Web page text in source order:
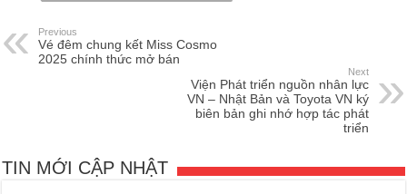
Previous
Vé đêm chung kết Miss Cosmo
2025 chính thức mở bán
Next
Viện Phát triển nguồn nhân lực
VN – Nhật Bản và Toyota VN ký
biên bản ghi nhớ hợp tác phát
triển
TIN MỚI CẬP NHẬT